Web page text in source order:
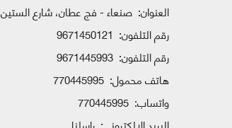
العنوان: صنعاء - فج عطان، شارع الستين
رقم التلفون: 9671450121
رقم التلفون: 9671445993
هاتف محمول: 770445995
واتساب: 770445995